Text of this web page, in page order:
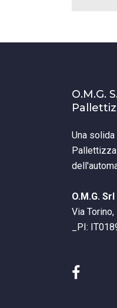
O.M.G.
Una
O.M.G. Srl
Via
_PI: